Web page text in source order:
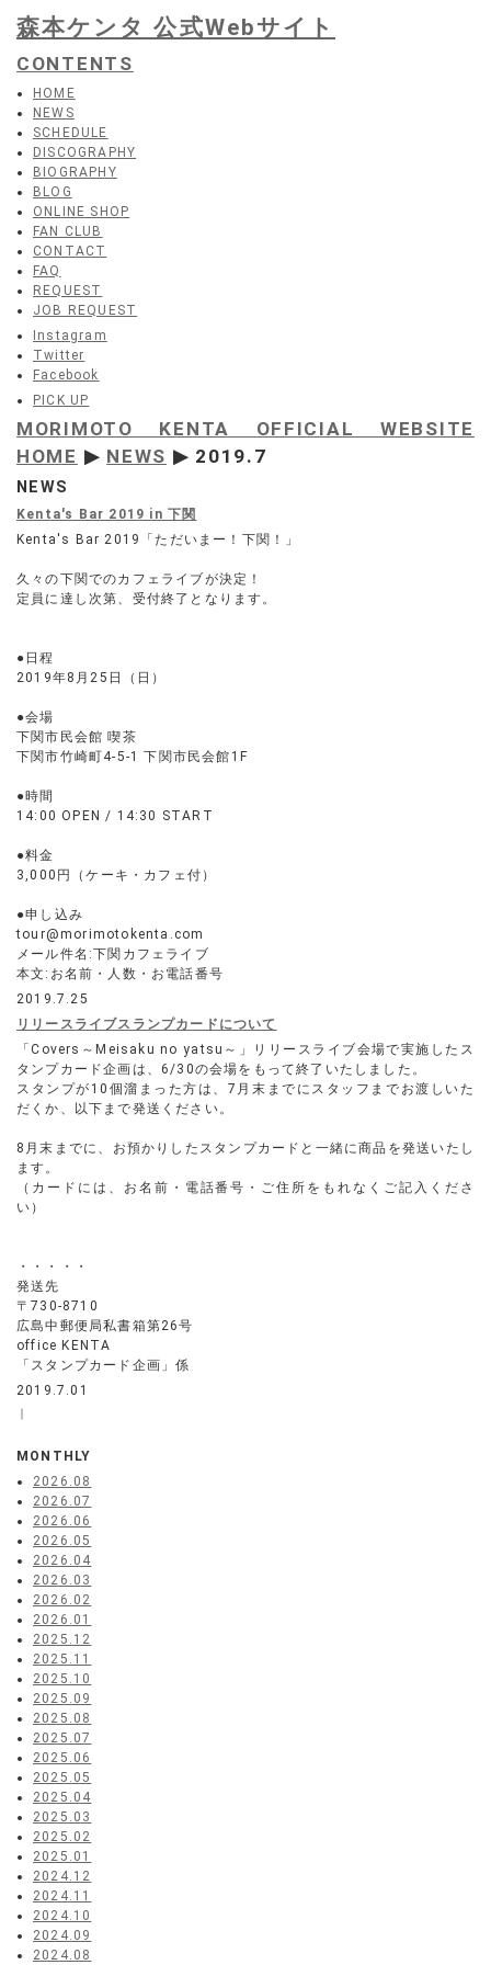
森本ケンタ 公式Webサイト
CONTENTS
HOME
NEWS
SCHEDULE
DISCOGRAPHY
BIOGRAPHY
BLOG
ONLINE SHOP
FAN CLUB
CONTACT
FAQ
REQUEST
JOB REQUEST
Instagram
Twitter
Facebook
PICK UP
MORIMOTO KENTA OFFICIAL WEBSITE
HOME ▶ NEWS ▶ 2019.7
NEWS
Kenta's Bar 2019 in 下関
Kenta's Bar 2019「ただいまー！下関！」
久々の下関でのカフェライブが決定！
定員に達し次第、受付終了となります。
●日程
2019年8月25日（日）
●会場
下関市民会館 喫茶
下関市竹崎町4-5-1 下関市民会館1F
●時間
14:00 OPEN / 14:30 START
●料金
3,000円（ケーキ・カフェ付）
●申し込み
tour@morimotokenta.com
メール件名:下関カフェライブ
本文:お名前・人数・お電話番号
2019.7.25
リリースライブスランプカードについて
「Covers～Meisaku no yatsu～」リリースライブ会場で実施したス
タンプカード企画は、6/30の会場をもって終了いたしました。
スタンプが10個溜まった方は、7月末までにスタッフまでお渡しいた
だくか、以下まで発送ください。
8月末までに、お預かりしたスタンプカードと一緒に商品を発送いたし
ます。
（カードには、お名前・電話番号・ご住所をもれなくご記入くださ
い）
・・・・・
発送先
〒730-8710
広島中郵便局私書箱第26号
office KENTA
「スタンプカード企画」係
2019.7.01
｜
MONTHLY
2026.08
2026.07
2026.06
2026.05
2026.04
2026.03
2026.02
2026.01
2025.12
2025.11
2025.10
2025.09
2025.08
2025.07
2025.06
2025.05
2025.04
2025.03
2025.02
2025.01
2024.12
2024.11
2024.10
2024.09
2024.08